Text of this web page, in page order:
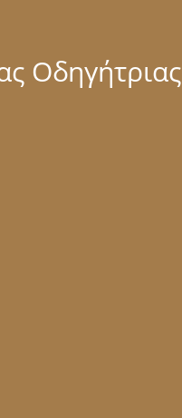
Οδηγήτριας